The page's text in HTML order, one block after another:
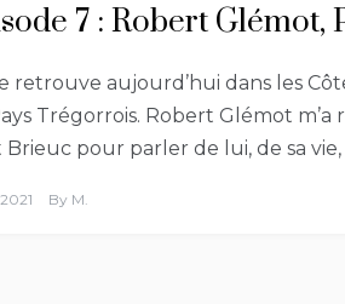
7 : Robert Glémot,
retrouve aujourd’hui dans les
Trégorrois. Robert Glémot
Brieuc pour parler de lui, de sa vie,
By M.